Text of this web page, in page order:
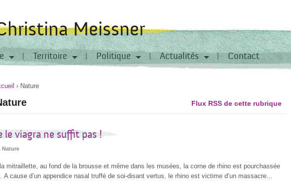
Meissner
Territoire Politique Actualités Contact
› Nature
Flux RSS de cette rubrique
le viagra ne suffit pas !
Nature
mitraillette, au fond de la brousse et même dans les musées, la corne de rhino est pourchassée
A cause d’un appendice nasal truffé de soi-disant vertus, le rhino est victime d’un massacre…